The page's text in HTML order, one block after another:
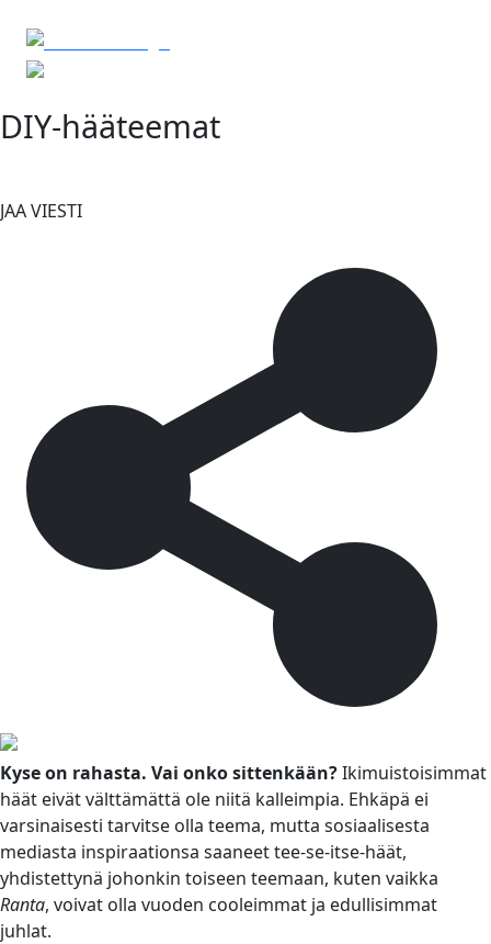
DIY-hääteemat
JAA VIESTI
Kyse on rahasta. Vai onko sittenkään?Ikimuistoisimmat
häät eivät välttämättä ole niitä kalleimpia. Ehkäpä ei
varsinaisesti tarvitse olla teema, mutta sosiaalisesta
mediasta inspiraationsa saaneet tee-se-itse-häät,
yhdistettynä johonkin toiseen teemaan, kuten vaikka
Ranta, voivat olla vuoden cooleimmat ja edullisimmat
juhlat.